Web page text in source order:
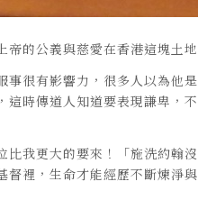
的公義與慈愛在香港這塊土地
很有影響力，很多人以為他
時傳道人知道要表現謙卑，
我更大的要來！「施洗約翰
裡，生命才能經歷不斷煉淨